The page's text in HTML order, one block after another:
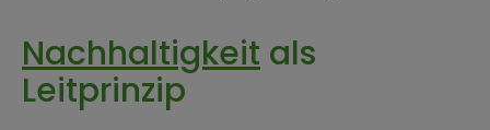
Nachhaltigkeit als
Leitprinzip